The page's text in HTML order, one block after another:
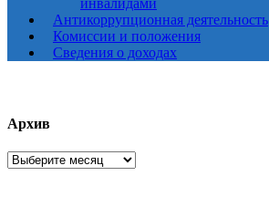
инвалидами
Антикоррупционная деятельность
Комиссии и положения
Сведения о доходах
Архив
Архив